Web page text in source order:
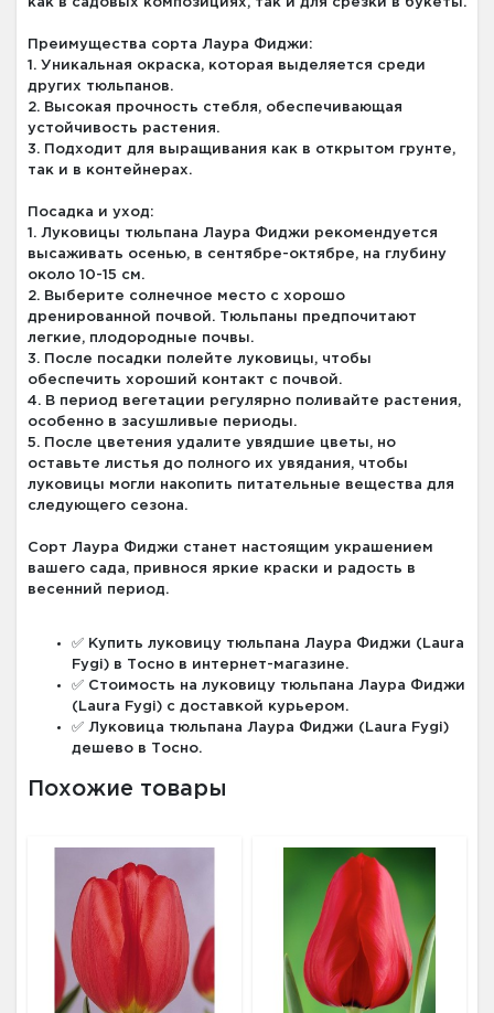
как в садовых композициях, так и для срезки в букеты.
Преимущества сорта Лаура Фиджи:
1. Уникальная окраска, которая выделяется среди
других тюльпанов.
2. Высокая прочность стебля, обеспечивающая
устойчивость растения.
3. Подходит для выращивания как в открытом грунте,
так и в контейнерах.
Посадка и уход:
1. Луковицы тюльпана Лаура Фиджи рекомендуется
высаживать осенью, в сентябре-октябре, на глубину
около 10-15 см.
2. Выберите солнечное место с хорошо
дренированной почвой. Тюльпаны предпочитают
легкие, плодородные почвы.
3. После посадки полейте луковицы, чтобы
обеспечить хороший контакт с почвой.
4. В период вегетации регулярно поливайте растения,
особенно в засушливые периоды.
5. После цветения удалите увядшие цветы, но
оставьте листья до полного их увядания, чтобы
луковицы могли накопить питательные вещества для
следующего сезона.
Сорт Лаура Фиджи станет настоящим украшением
вашего сада, привнося яркие краски и радость в
весенний период.
✅ Купить луковицу тюльпана Лаура Фиджи (Laura
Fygi) в Тосно в интернет-магазине.
✅ Стоимость на луковицу тюльпана Лаура Фиджи
(Laura Fygi) с доставкой курьером.
✅ Луковица тюльпана Лаура Фиджи (Laura Fygi)
дешево в Тосно.
Похожие товары